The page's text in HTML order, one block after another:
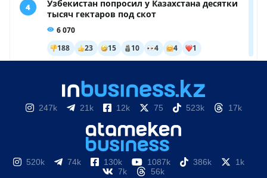
247k 21k 12k 75 523k 17k
520k 74k 130k 1087k 386k
1k
7k
56k